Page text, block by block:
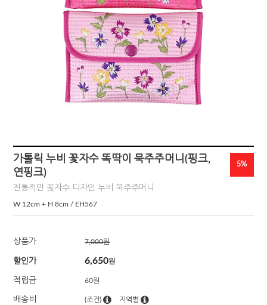
가톨릭 누비 꽃자수 똑딱이 묵주주머니(핑크,
연핑크)
전통적인 꽃자수 디자인 누비 묵주주머니
W 12cm + H 8cm / EH567
5%
상품가 7,000원
할인가 6,650원
적립금 60원
배송비 (조건) 지역별